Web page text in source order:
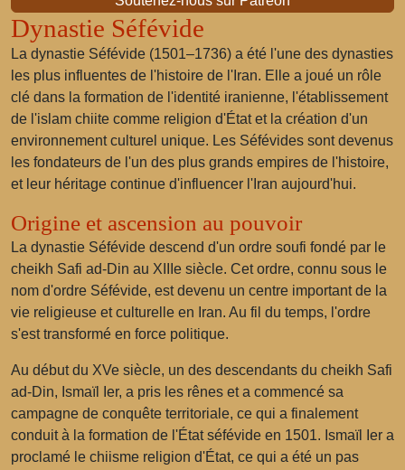
Dynastie Séfévide
La dynastie Séfévide (1501–1736) a été l'une des dynasties
les plus influentes de l'histoire de l'Iran. Elle a joué un rôle
clé dans la formation de l'identité iranienne, l'établissement
de l'islam chiite comme religion d'État et la création d'un
environnement culturel unique. Les Séfévides sont devenus
les fondateurs de l'un des plus grands empires de l'histoire,
et leur héritage continue d'influencer l'Iran aujourd'hui.
Origine et ascension au pouvoir
La dynastie Séfévide descend d'un ordre soufi fondé par le
cheikh Safi ad-Din au XIIIe siècle. Cet ordre, connu sous le
nom d'ordre Séfévide, est devenu un centre important de la
vie religieuse et culturelle en Iran. Au fil du temps, l'ordre
s'est transformé en force politique.
Au début du XVe siècle, un des descendants du cheikh Safi
ad-Din, Ismaïl Ier, a pris les rênes et a commencé sa
campagne de conquête territoriale, ce qui a finalement
conduit à la formation de l'État séfévide en 1501. Ismaïl Ier a
proclamé le chiisme religion d'État, ce qui a été un pas